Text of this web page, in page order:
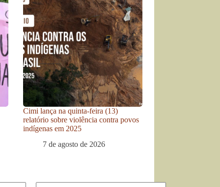
Cimi lança na quinta-feira (13)
relatório sobre violência contra povos
indígenas em 2025
7 de agosto de 2026